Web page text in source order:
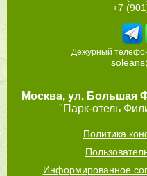
+7
Дежурный
Москва, ул. Большая
"Парк-отель
Политика
Информированное